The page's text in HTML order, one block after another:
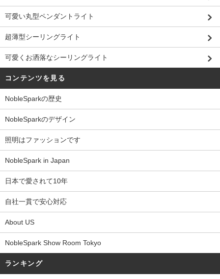
可愛い丸型ペンダントライト
超薄型シーリングライト
可愛くお洒落なシーリングライト
コンテンツを見る
NobleSparkの歴史
NobleSparkのデザイン
照明はファッションです
NobleSpark in Japan
日本で愛されて10年
自社一貫で安心対応
About US
NobleSpark Show Room Tokyo
ランキング